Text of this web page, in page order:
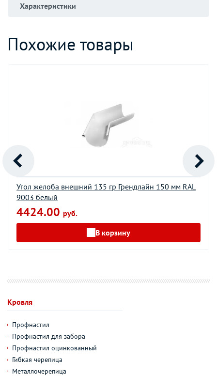
Характеристики
Похожие товары
Угол желоба внешний 135 гр Грендлайн 150 мм RAL
9003 белый
4424.00 руб.
В корзину
Кровля
Профнастил
Профнастил для забора
Профнастил оцинкованный
Гибкая черепица
Металлочерепица